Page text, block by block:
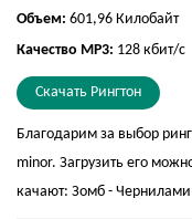
Объем: 601,96 Килобайт
Качество MP3: 128 кбит/с
Скачать Рингтон
Благодарим за выбор
minor. Загрузить его
качают: Зомб - Чернилами